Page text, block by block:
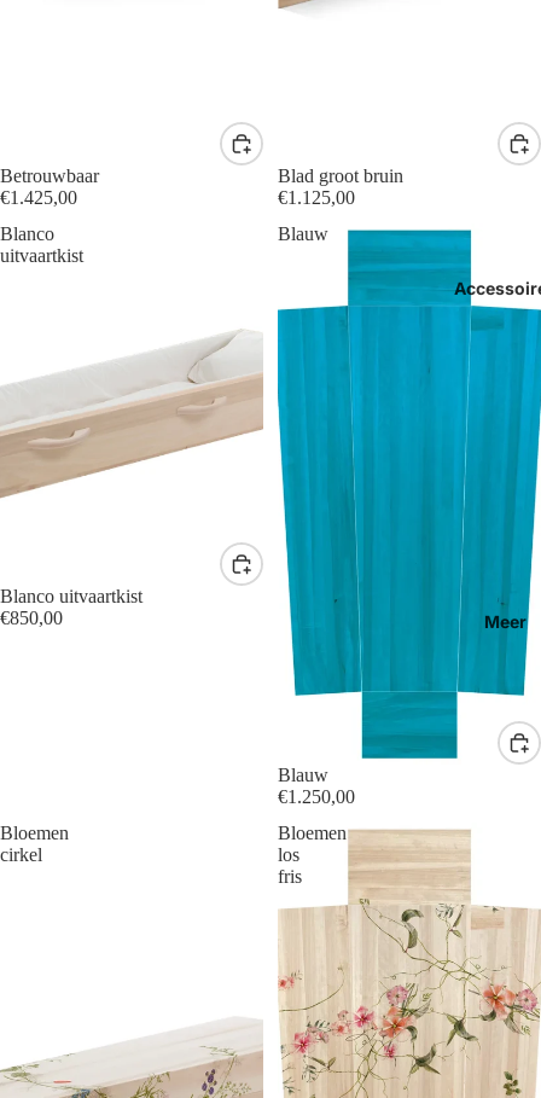
Meer
Betrouwbaar
€1.425,00
Blad groot bruin
€1.125,00
Blanco
uitvaartkist
Blanco uitvaartkist
€850,00
Blauw
Blauw
€1.250,00
Bloemen
cirkel
Bloemen
los
fris